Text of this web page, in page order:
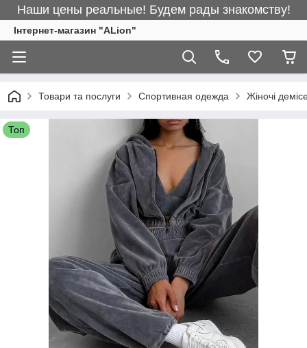
Наши цены реальные! Будем рады знакомству!
Інтернет-магазин "ALіon"
Товари та послуги Спортивная одежда Жіночі
Топ